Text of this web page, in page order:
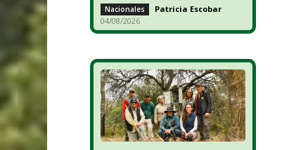
Nacionales Patricia Escobar -
04/08/2026